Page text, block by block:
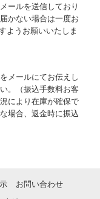
ールを送信しており
かない場合は一度お
ようお願いいたしま
メールにてお伝えし
。（振込手数料お客
により在庫が確保で
場合、返金時に振込
お問い合わせ